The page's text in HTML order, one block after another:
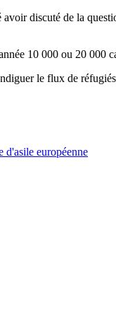
discuté de la
10 000 ou 20 000
le flux de
d'asile européenne